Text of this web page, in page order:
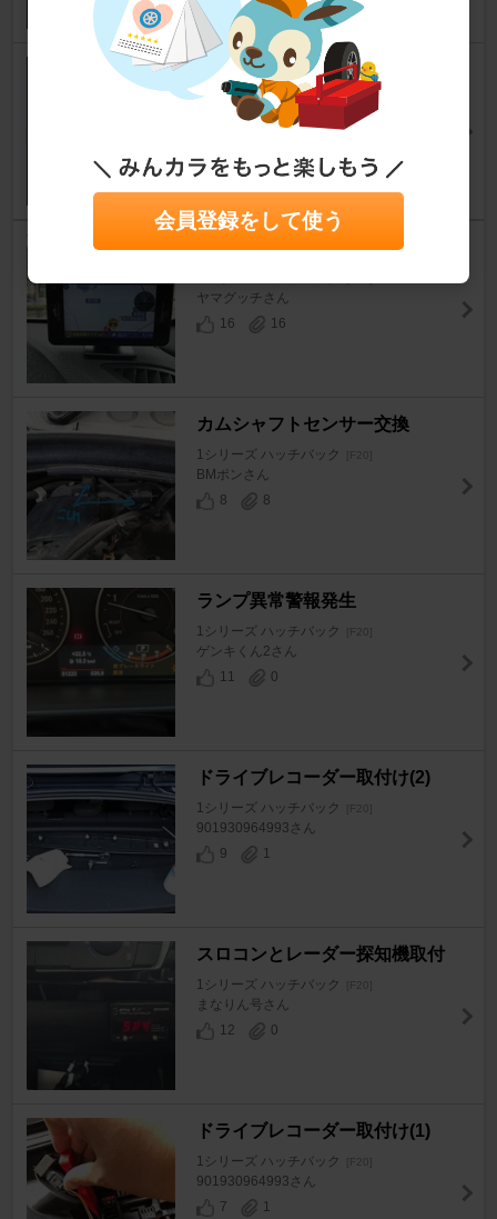
ライコウさんのフットライトに
交換しました。
1シリーズ ハッチバック [F20]
22
10
レーダー取り付け
ヤマグッチさん
16
16
カムシャフトセンサー交換
1シリーズ ハッチバック [F20]
BMポンさん
8
8
ランプ異常警報発生
1シリーズ ハッチバック [F20]
ゲンキくん2さん
11
0
ドライブレコーダー取付け(2)
1シリーズ ハッチバック [F20]
901930964993さん
9
1
スロコンとレーダー探知機取付
1シリーズ ハッチバック [F20]
まなりん号さん
12
0
ドライブレコーダー取付け(1)
1シリーズ ハッチバック [F20]
901930964993さん
7
1
会員登録をして使う